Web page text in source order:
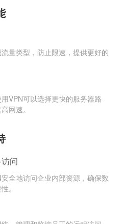
量类型，防止限速，提供更好的
VPN可以选择更快的服务器路
网速。
问
全地访问企业内部资源，确保数
。